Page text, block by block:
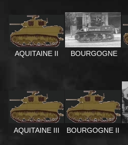
AQUITAINE II BOURGOGNE
AQUITAINE III BOURGOGNE II